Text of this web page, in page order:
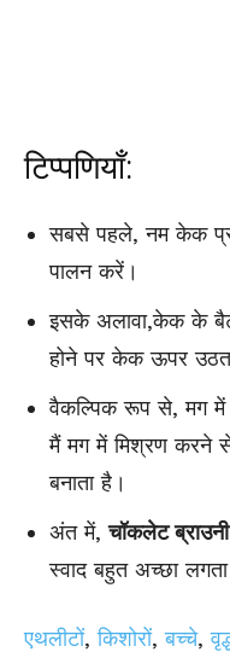
टिप्पणियाँ:
सबसे पहले, नम केक
पालन करें।
इसके अलावा,केक के
होने पर केक ऊपर
वैकल्पिक रूप से, मग में
मैं मग में मिश्रण करने
बनाता है।
अंत में,चॉकलेट ब्राउनी
स्वाद बहुत अच्छा
एथलीटों,किशोरों,बच्चे,